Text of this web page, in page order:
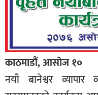
काठमाडौं, आसोज १०
नयाँ बानेश्वर